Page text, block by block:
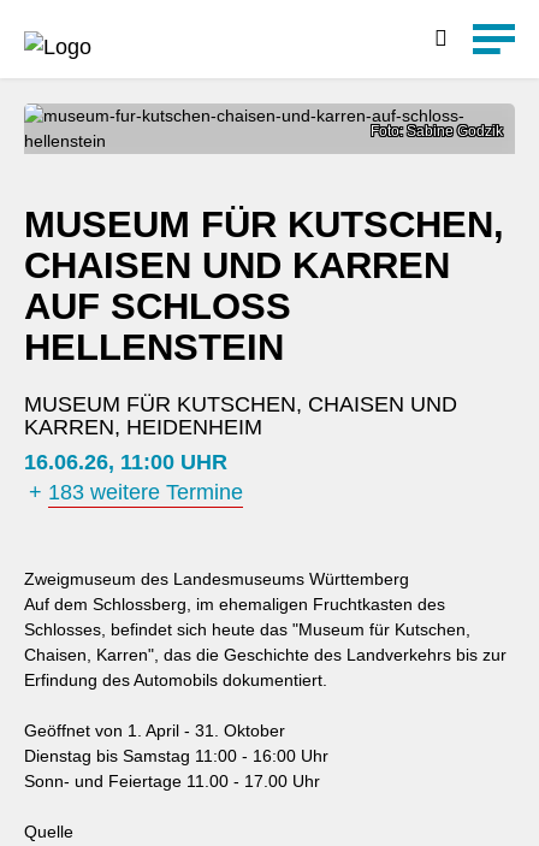
Foto: Sabine Godzik
MUSEUM FÜR KUTSCHEN,
CHAISEN UND KARREN
AUF SCHLOSS
HELLENSTEIN
MUSEUM FÜR KUTSCHEN, CHAISEN UND
KARREN, HEIDENHEIM
16.06.26, 11:00 UHR
+ 183 weitere Termine
Zweigmuseum des Landesmuseums Württemberg
Auf dem Schlossberg, im ehemaligen Fruchtkasten des
Schlosses, befindet sich heute das "Museum für Kutschen,
Chaisen, Karren", das die Geschichte des Landverkehrs bis zur
Erfindung des Automobils dokumentiert.
Geöffnet von 1. April - 31. Oktober
Dienstag bis Samstag 11:00 - 16:00 Uhr
Sonn- und Feiertage 11.00 - 17.00 Uhr
Quelle